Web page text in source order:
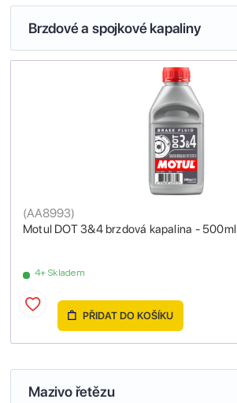
Brzdové a spojkové kapaliny
Motul DOT 3&4 brzdová kapalina - 500ml
(AA8993)
4+ Skladem
PŘIDAT DO KOŠÍKU
Mazivo řetězu